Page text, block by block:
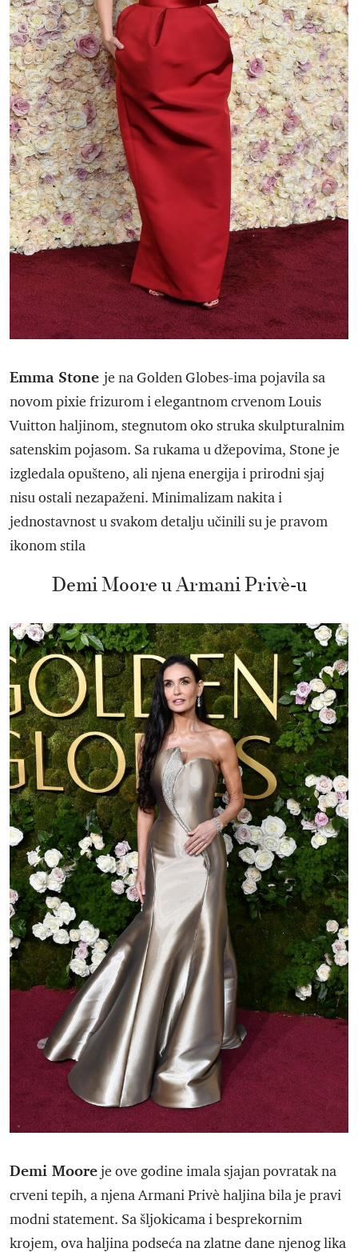
Emma Stone je na Golden Globes-ima pojavila sa
novom pixie frizurom i elegantnom crvenom Louis
Vuitton haljinom, stegnutom oko struka skulpturalnim
satenskim pojasom. Sa rukama u džepovima, Stone je
izgledala opušteno, ali njena energija i prirodni sjaj
nisu ostali nezapaženi. Minimalizam nakita i
jednostavnost u svakom detalju učinili su je pravom
ikonom stila
Demi Moore u Armani Privè-u
Demi Mooreje ove godine imala sjajan povratak na
crveni tepih, a njena Armani Privè haljina bila je pravi
modni statement. Sa šljokicama i besprekornim
krojem, ova haljina podseća na zlatne dane njenog lika